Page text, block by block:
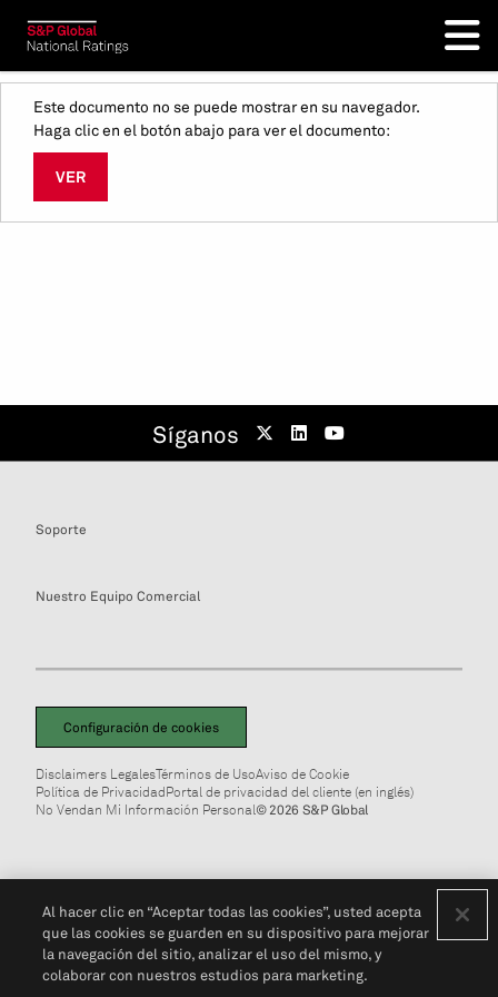
Este documento no se puede mostrar en su navegador.
Haga clic en el botón abajo para ver el documento:
VER
Síganos
Soporte
Nuestro Equipo Comercial
Configuración de cookies
Disclaimers LegalesTérminos de UsoAviso de Cookie
Política de PrivacidadPortal de privacidad del cliente (en inglés)
No Vendan Mi Información Personal© 2026 S&P Global
Al hacer clic en “Aceptar todas las cookies”, usted acepta
que las cookies se guarden en su dispositivo para mejorar
la navegación del sitio, analizar el uso del mismo, y
colaborar con nuestros estudios para marketing.